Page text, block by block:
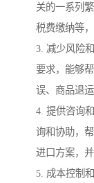
关的一系列
税费缴纳等
3. 减少风险
要求，能够
误、商品退运
4. 提供咨询
询和协助，
进口方案，
5. 成本控制